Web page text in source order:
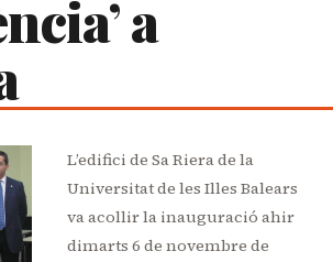
a
L’edifici de Sa Riera de la
Universitat de les Illes Balears
va acollir la inauguració ahir
dimarts 6 de novembre de